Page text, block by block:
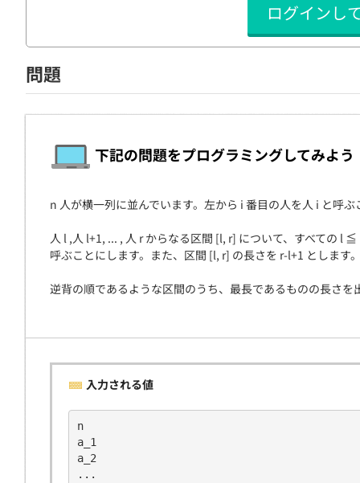
インタビュー
就活成功ガイド
プラン
個人
学校
契約
ログインし
問題
下記の問題をプログラミングしてみよう
n 人が横一列に並んでいます。左から i 番目の人を人 i と呼
人 l ,人 l+1, ... , 人 r からなる区間 [l, r] について、すべての l
呼ぶことにします。また、区間 [l, r] の長さを r-l+1 とします
逆背の順であるような区間のうち、最長であるものの長さを
入力される値
n
a_1
a_2
...